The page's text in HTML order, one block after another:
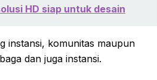
HD siap untuk desain
instansi, komunitas maupun
dan juga instansi.